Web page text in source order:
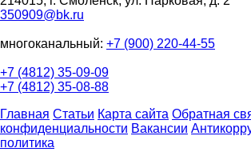
350909@bk.ru
многоканальный: +7 (900) 220-44-55
+7 (4812) 35-09-09
+7 (4812) 35-08-88
Главная Статьи Карта сайта Обратная
конфиденциальности Вакансии
политика